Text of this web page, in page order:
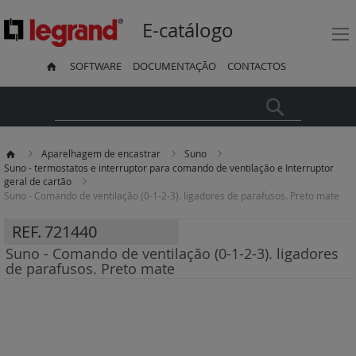
E-catálogo
SOFTWARE DOCUMENTAÇÃO CONTACTOS
Aparelhagem de encastrar
Suno
Suno - termostatos e interruptor para comando de ventilação e Interruptor
geral de cartão
Suno - Comando de ventilação (0-1-2-3). ligadores de parafusos. Preto mate
REF. 721440
Suno - Comando de ventilação (0-1-2-3). ligadores
de parafusos. Preto mate